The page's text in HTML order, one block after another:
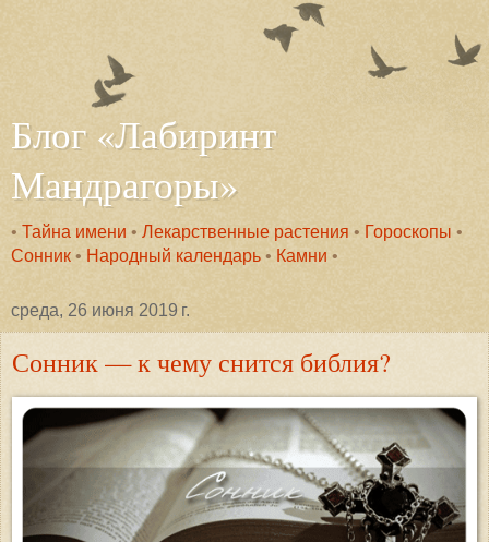
Блог «Лабиринт
Мандрагоры»
• Тайна имени • Лекарственные растения • Гороскопы •
Сонник • Народный календарь • Камни •
среда, 26 июня 2019 г.
Сонник — к чему снится библия?